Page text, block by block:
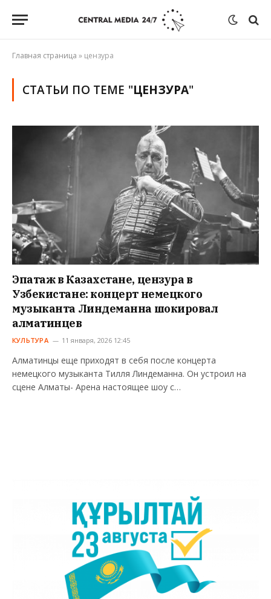
Главная страница » цензура
СТАТЬИ ПО ТЕМЕ "ЦЕНЗУРА"
Эпатаж в Казахстане, цензура в
Узбекистане: концерт немецкого
музыканта Линдеманна шокировал
алматинцев
КУЛЬТУРА 11 января, 2026 12:45
Алматинцы еще приходят в себя после концерта
немецкого музыканта Тилля Линдеманна. Он устроил на
сцене Алматы- Арена настоящее шоу с…